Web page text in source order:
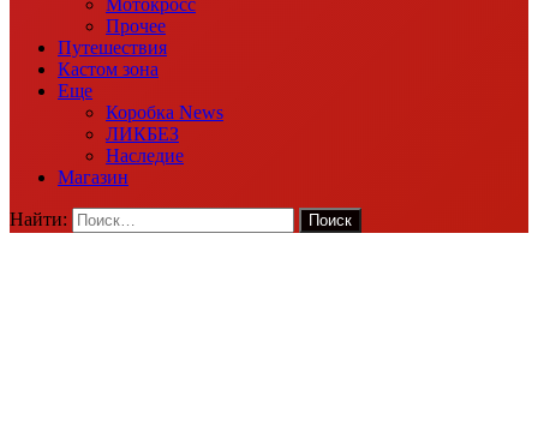
Мотокросс
Прочее
Путешествия
Кастом зона
Еще
Коробка News
ЛИКБЕЗ
Наследие
Магазин
Найти: